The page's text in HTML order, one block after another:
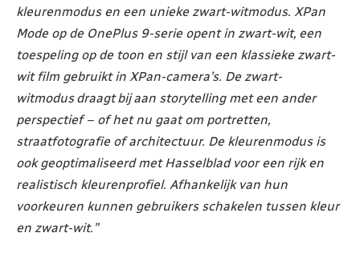
kleurenmodus en een unieke zwart-witmodus. XPan
Mode op de OnePlus 9-serie opent in zwart-wit, een
toespeling op de toon en stijl van een klassieke zwart-
wit film gebruikt in XPan-camera’s. De zwart-
witmodus draagt bij aan storytelling met een ander
perspectief – of het nu gaat om portretten,
straatfotografie of architectuur. De kleurenmodus is
ook geoptimaliseerd met Hasselblad voor een rijk en
realistisch kleurenprofiel. Afhankelijk van hun
voorkeuren kunnen gebruikers schakelen tussen kleur
en zwart-wit.”